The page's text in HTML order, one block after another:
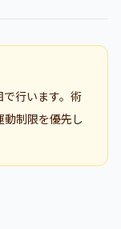
行います。術
制限を優先し